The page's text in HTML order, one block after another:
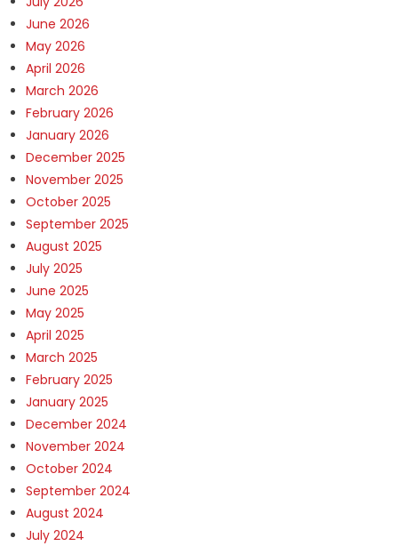
June 2026
May 2026
April 2026
March 2026
February 2026
January 2026
December 2025
November 2025
October 2025
September 2025
August 2025
July 2025
June 2025
May 2025
April 2025
March 2025
February 2025
January 2025
December 2024
November 2024
October 2024
September 2024
August 2024
July 2024